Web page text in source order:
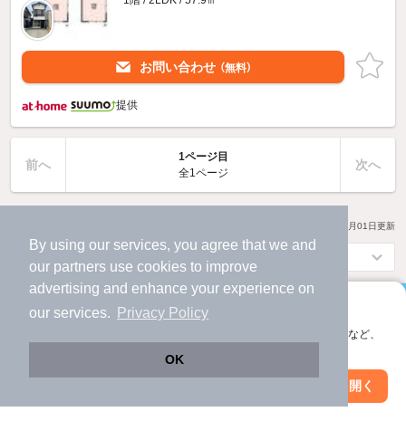
By using our services, you agree that we and
our partners use cookies to improve
advertising and enhance your experience on
our services.
Privacy Policy
OK
アプリに切り替えて、サクサクお部屋探し
会員登録なしですぐ使える。マップ検索やお気に入り保存など、
アプリを開く
お問い合わせ （無料）
提供
前へ
1ページ目
全1ページ
次へ
2026年08月01日更新
アプリなら
ページ移動なしで
物件をサクサク探せる！
絞り込み条件を変更